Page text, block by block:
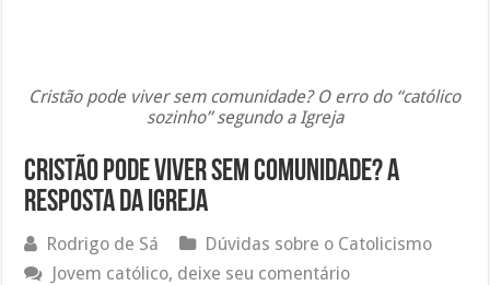
Cristão pode viver sem comunidade? O erro do “católico
sozinho” segundo a Igreja
Cristão pode viver sem comunidade? A
resposta da Igreja
Rodrigo de Sá
Dúvidas sobre o Catolicismo
Jovem católico, deixe seu comentário